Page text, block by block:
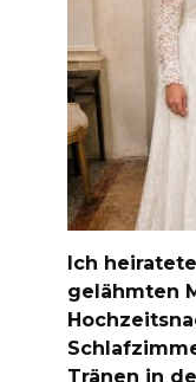
Ich
gelähmten
Tränen in